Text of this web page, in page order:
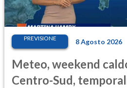
PREVISIONE 8 Agosto 2026
Meteo, weekend
Centro-Sud,